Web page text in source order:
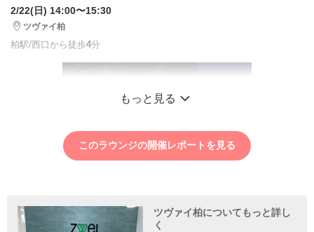
2/22(日) 14:00〜15:30
ツヴァイ柏
柏駅/西口から徒歩4分
もっと見る
このラウンジの開催レポートを見る
ツヴァイ柏についてもっと詳し
く